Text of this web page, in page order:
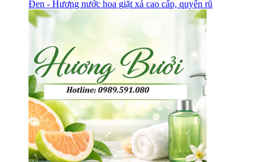
Đen - Hương nước hoa giặt xả cao cấp, quyến rũ